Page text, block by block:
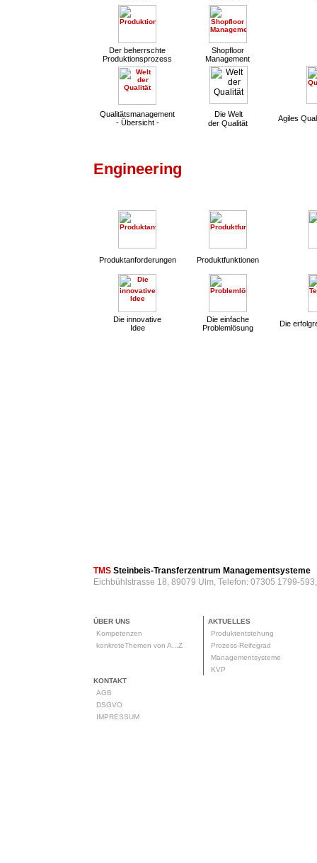
Der beherrschte
Produktionsprozess
Shopfloor
Management
Qualitätsmanagement
- Übersicht -
Die Welt
der Qualität
Agiles
Engineering
Produktanforderungen Produktfunktionen
Die innovative
Idee
Die einfache
Problemlösung
Die
TMS Steinbeis-Transferzentrum Managementsysteme
Eichbühlstrasse 18, 89079 Ulm, Telefon: 07305 1799-
ÜBER UNS
Kompetenzen
konkreteThemen von A...Z
AKTUELLES
Produktentstehung
Prozess-Reifegrad
Managementsysteme
KVP
KONTAKT
AGB
DSGVO
IMPRESSUM